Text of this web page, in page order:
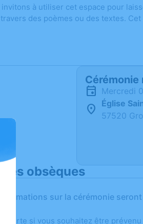
invitons à utiliser cet espace pour
des poèmes ou des textes.
Cérémonie
Église
57520
des obsèques
sur la cérémonie
alerte si vous souhaitez être